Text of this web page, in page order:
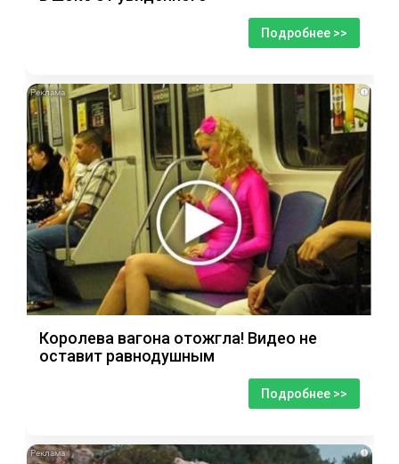
Подробнее >>
i
Королева вагона отожгла! Видео не
оставит равнодушным
Подробнее >>
i